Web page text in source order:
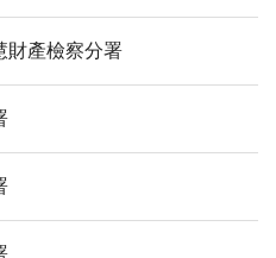
財產檢察分署